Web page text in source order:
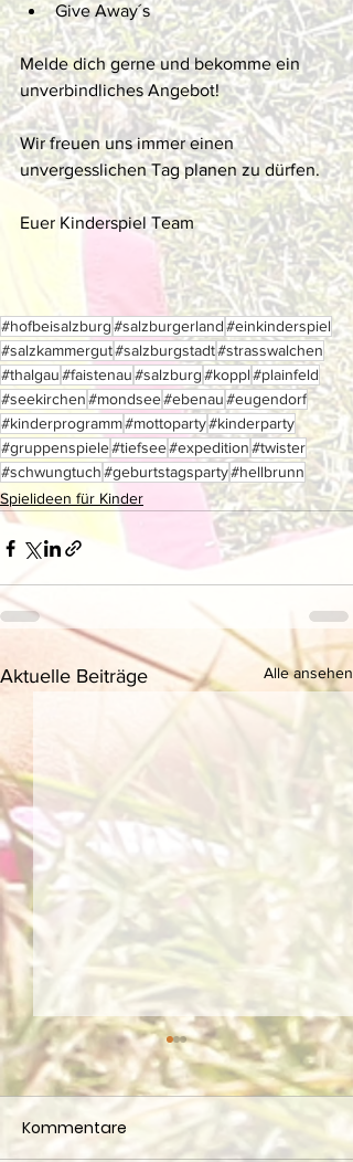
Give Away´s
Melde dich gerne und bekomme ein
unverbindliches Angebot!
Wir freuen uns immer einen
unvergesslichen Tag planen zu dürfen.
Euer Kinderspiel Team
#hofbeisalzburg#salzburgerland#einkinderspiel
#salzkammergut#salzburgstadt#strasswalchen
#thalgau#faistenau#salzburg#koppl#plainfeld
#seekirchen#mondsee#ebenau#eugendorf
#kinderprogramm#mottoparty#kinderparty
#gruppenspiele#tiefsee#expedition#twister
#schwungtuch#geburtstagsparty#hellbrunn
Spielideen für Kinder
Aktuelle Beiträge Alle ansehen
Kommentare